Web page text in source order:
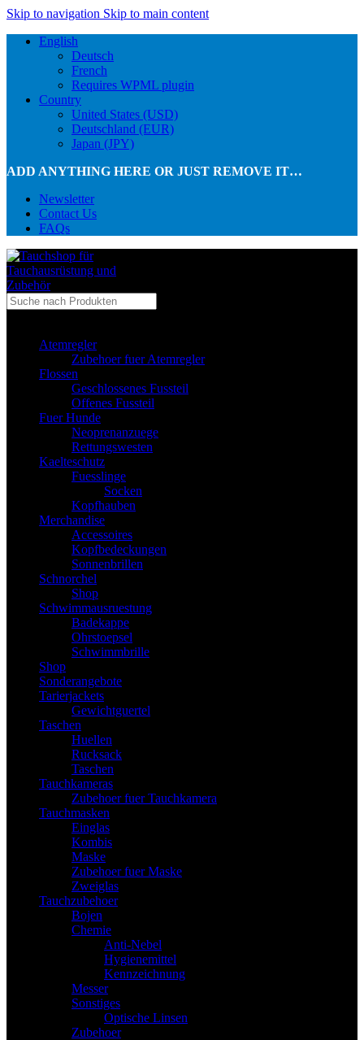
Skip to navigation Skip to main content
English
Deutsch
French
Requires WPML plugin
Country
United States (USD)
Deutschland (EUR)
Japan (JPY)
ADD ANYTHING HERE OR JUST REMOVE IT…
Newsletter
Contact Us
FAQs
Atemregler
Zubehoer fuer Atemregler
Flossen
Geschlossenes Fussteil
Offenes Fussteil
Fuer Hunde
Neoprenanzuege
Rettungswesten
Kaelteschutz
Fuesslinge
Socken
Kopfhauben
Merchandise
Accessoires
Kopfbedeckungen
Sonnenbrillen
Schnorchel
Shop
Schwimmausruestung
Badekappe
Ohrstoepsel
Schwimmbrille
Shop
Sonderangebote
Tarierjackets
Gewichtguertel
Taschen
Huellen
Rucksack
Taschen
Tauchkameras
Zubehoer fuer Tauchkamera
Tauchmasken
Einglas
Kombis
Maske
Zubehoer fuer Maske
Zweiglas
Tauchzubehoer
Bojen
Chemie
Anti-Nebel
Hygienemittel
Kennzeichnung
Messer
Sonstiges
Optische Linsen
Zubehoer